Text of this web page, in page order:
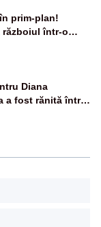
prim-plan!
într-o
Diana
a fost rănită într-